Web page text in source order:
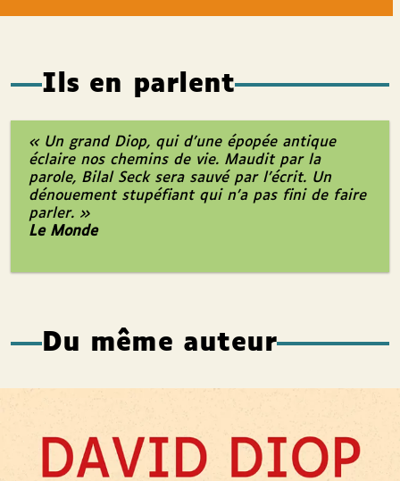
Ils en parlent
« Un grand Diop, qui d’une épopée antique
éclaire nos chemins de vie. Maudit par la
parole, Bilal Seck sera sauvé par l’écrit. Un
dénouement stupéfiant qui n’a pas fini de faire
parler. »
Le Monde
Du même auteur